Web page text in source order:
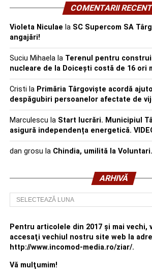
COMENTARII
Violeta Niculae la SC Supercom SA
angajări!
Suciu Mihaelala Terenul pentru
nucleare de la Doicești costă de 16 ori
Cristi la Primăria Târgoviște acordă
despăgubiri persoanelor afectate de
Marculescu la Start lucrări. Municipiul
asigură independența energetică.
dan grosu la Chindia, umilită la
ARHIVĂ
Arhivă
Pentru articolele din 2017 şi mai vechi,
accesaţi vechiul nostru site web la
http://www.incomod-media.ro/ziar/.
Vă mulţumim!